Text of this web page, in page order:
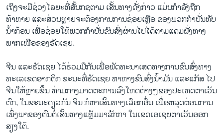
ເຖິງຈະມີຊ່ວງໄລຍະທີ່ສັ້ນກຊຕາມ ເສັ້ນທາງດັ່ງກ່າວ ແມ່ນກຳລັງຖືກ
ທ້າທາຍ ແລະສ່ວນຫຼາຍຈະຕ້ອງການການຊ່ອຍເຫຼືອ ຂອງພວກກຳປັ່ນທັບ
ນ້ຳກ້ອນ ເພື່ອຊ່ອຍໃຫ້ພວກກຳປັ່ນຂົນສົ່ງຜ່ານໄປໄດ້ຕາມແຄມຝັ່ງທາງ
ພາກເໜືອຂອງຣັດເຊຍ.
ຈີນ ແລະຣັດເຊຍ ໄດ້ຮ່ວມມືກັນເພື່ອພັດທະນາເສດທາງການຂົນສົ່ງທາງ
ທະເລເຂດອາກຕິກ ຂະນະທີ່ຣັດເຊຍ ຫາທາງຂົນສົ່ງນ້ຳມັນ ແລະແກັສ ໄປ
ຈີນໃຫ້ຫຼາຍຂຶ້ນ ທ່າມກາງມາດຕະການລົງໂທດຕ່າງໆຂອງປະເທດຕາເວັນ
ຕົກ, ໃນຂະນະດຽວກັນ ຈີນ ກໍຫາເສັ້ນທາງເລືອກອື່ນ ເພື່ອຫລຸດຜ່ອນການ
ເພິ່ງພາຂອງຕົນຕໍ່ເສັ້ນທາງແຫຼັມມາລັກກາ ໃນເຂດເອເຊຍຕາເວັນອອກ
ສຽງໃຕ້.